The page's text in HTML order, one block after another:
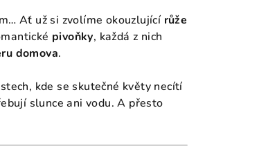
Ať už si zvolíme okouzlující růže
pivoňky, každá z nich
domova.
kde se skutečné květy necítí
slunce ani vodu. A přesto